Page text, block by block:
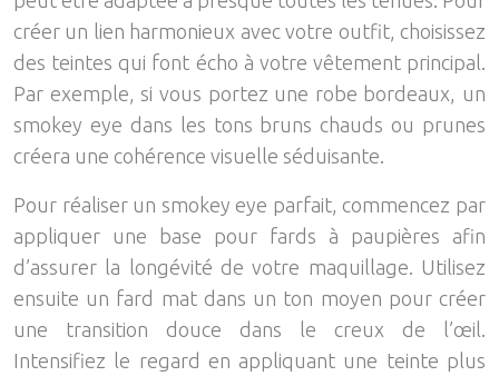
créer un lien harmonieux avec votre outfit, choisissez
des teintes qui font écho à votre vêtement principal.
Par exemple, si vous portez une robe bordeaux, un
smokey eye dans les tons bruns chauds ou prunes
créera une cohérence visuelle séduisante.
Pour réaliser un smokey eye parfait, commencez par
appliquer une base pour fards à paupières afin
d’assurer la longévité de votre maquillage. Utilisez
ensuite un fard mat dans un ton moyen pour créer
une transition douce dans le creux de l’œil.
Intensifiez le regard en appliquant une teinte plus